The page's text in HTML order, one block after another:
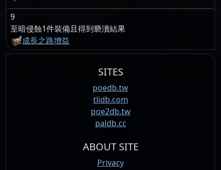
9
至暗侵蝕1件裝備且得到褻瀆結果
成長之路增益
SITES
poedb.tw
tlidb.com
poe2db.tw
paldb.cc
ABOUT SITE
Privacy